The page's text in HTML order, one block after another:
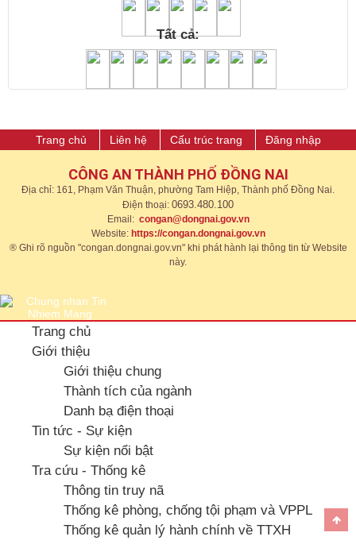
Tất cả:
Trang chủ Liên hệ Cấu trúc trang Đăng nhập
CÔNG AN THÀNH PHỐ ĐỒNG NAI
Địa chỉ: 161, Phạm Văn Thuận, phường Tam Hiệp, Thành phố Đồng Nai.
Điện thoại: 0693.480.100
Email: congan@dongnai.gov.vn
Website: https://congan.dongnai.gov.vn​
® Ghi rõ nguồn "congan.dongnai.gov.vn" khi phát hành lại thông tin từ Website
này.​​
Trang chủ
Giới thiệu
Giới thiệu chung
Thành tích của ngành
Danh bạ điện thoại
Tin tức - Sự kiện
Sự kiện nổi bật
Tra cứu - Thống kê
Thông tin truy nã
Thống kê phòng, chống tội phạm và VPPL
Thống kê quản lý hành chính về TTXH